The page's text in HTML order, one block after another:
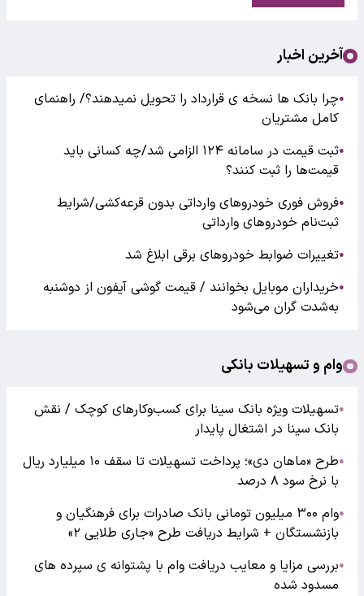
آخرین اخبار
●چرا بانک ها نسخه ی قرارداد را تحویل نمیدهند؟/ راهنمای
کامل مشتریان
●
ثبت قیمت در سامانه ۱۲۴ الزامی شد/چه کسانی باید
قیمت‌ها را ثبت کنند؟
●فروش فوری خودروهای وارداتی بدون قرعه‌کشی/شرایط
ثبت‌نام خودروهای وارداتی
●تغییرات ضوابط خودروهای برقی ابلاغ شد
●خریداران موبایل بخوانند / قیمت گوشی آیفون از دوشنبه
به‌شدت گران‌ می‌شود
وام و تسهیلات بانکی
●تسهیلات ویژه بانک سینا برای کسب‌وکارهای کوچک / نقش
بانک سینا در اشتغال پایدار
●
طرح «ماهان دی»؛ پرداخت تسهیلات تا سقف ۱۰ میلیارد ریال
با نرخ سود ۸ درصد
●
وام ۳۰۰ میلیون تومانی بانک صادرات برای فرهنگیان و
بازنشستگان + شرایط دریافت طرح «جاری طلایی ۲»
●بررسی مزایا و معایب دریافت وام با پشتوانه ی سپرده های
مسدود شده